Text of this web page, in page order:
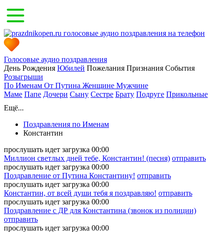
Голосовые аудио поздравления
День Рождения Юбилей Пожелания Признания События
Розыгрыши
По Именам От Путина Женщине Мужчине
Маме Папе Дочери Сыну Сестре Брату Подруге Прикольные
Ещё...
Поздравления по Именам
Константин
прослушать идет загрузка 00:00
Миллион светлых дней тебе, Константин! (песня) отправить
прослушать идет загрузка 00:00
Поздравление от Путина Константину! отправить
прослушать идет загрузка 00:00
Константин, от всей души тебя я поздравляю! отправить
прослушать идет загрузка 00:00
Поздравление с ДР для Константина (звонок из полиции)
отправить
прослушать идет загрузка 00:00